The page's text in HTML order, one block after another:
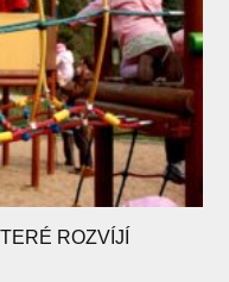
ROZVÍJÍ